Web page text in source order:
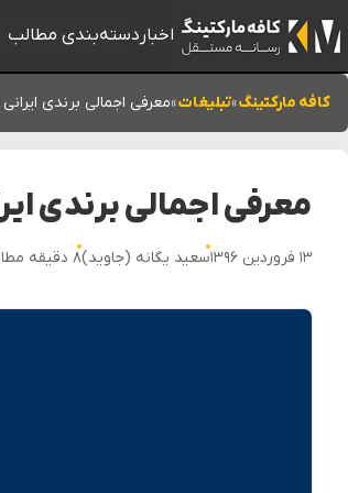
اخبار دسته‌بندی مطالب
کافه مارکتینگ»تبلیغات»معرفی اجمالی برندی
معرفی اجمالی برندی
۱۳ فروردین ۱۳۹۶ سعید یگانه (جاوید)۸ دقیقه مطالعه